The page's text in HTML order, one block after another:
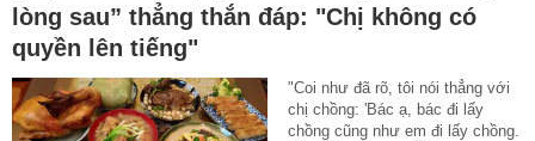
lòng sau” thẳng thắn đáp: "Chị không có
quyền lên tiếng"
"Coi như đã rõ, tôi nói thẳng với
chị chồng: 'Bác ạ, bác đi lấy
chồng cũng như em đi lấy chồng.